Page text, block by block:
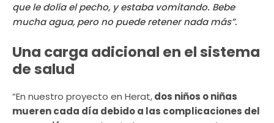
que le dolía el pecho, y estaba vomitando. Bebe
mucha agua, pero no puede retener nada más”.
Una carga adicional en el sistema
de salud
“En nuestro proyecto en Herat,dos niños o niñas
mueren cada día debido a las complicaciones del